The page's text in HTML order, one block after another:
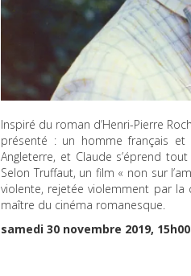
Inspiré du roman d’Henri-Pierre
présenté : un homme français
Angleterre, et Claude s’éprend
Selon Truffaut, un film « non sur
violente, rejetée violemment par
maître du cinéma romanesque.
samedi 30 novembre 2019, 15h00